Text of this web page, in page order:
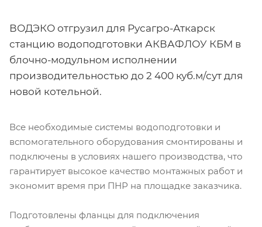
ВОДЭКО отгрузил для Русагро-Аткарск
станцию водоподготовки АКВАФЛОУ КБМ в
блочно-модульном исполнении
производительностью до 2 400 куб.м/сут для
новой котельной.
Все необходимые системы водоподготовки и
вспомогательного оборудования смонтированы и
подключены в условиях нашего производства, что
гарантирует высокое качество монтажных работ и
экономит время при ПНР на площадке заказчика.
Подготовлены фланцы для подключения